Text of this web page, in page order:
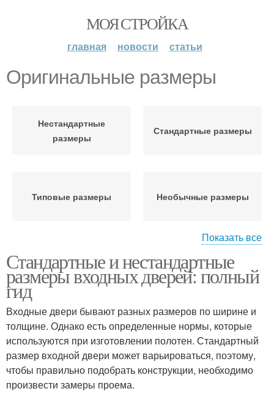
МОЯ СТРОЙКА
главная новости статьи
Оригинальные размеры
Нестандартные
размеры
Стандартные размеры
Типовые размеры Необычные размеры
Размеры для создания
Дверь с
нестандартными
размерами
Размеры на заказ Нестандартный размер
Оригинальные
Показать все
Стандартные и нестандартные
размеры входных дверей: полный
гид
Входные двери бывают разных размеров по ширине и
толщине. Однако есть определенные нормы, которые
используются при изготовлении полотен. Стандартный
размер входной двери может варьироваться, поэтому,
чтобы правильно подобрать конструкции, необходимо
произвести замеры проема.